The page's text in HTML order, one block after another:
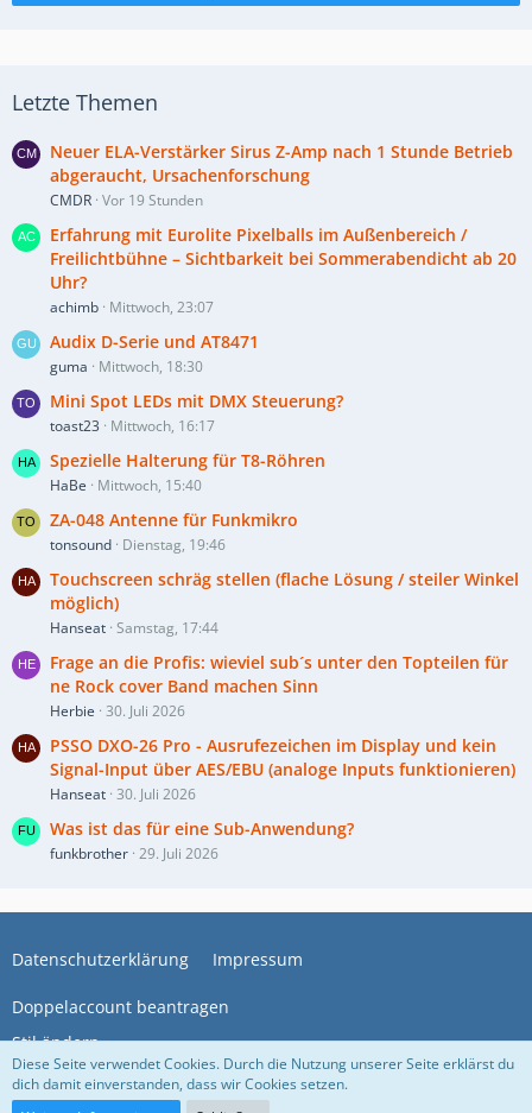
Letzte Themen
Neuer ELA-Verstärker Sirus Z-Amp nach 1 Stunde Betrieb
abgeraucht, Ursachenforschung
CMDR Vor 19 Stunden
Erfahrung mit Eurolite Pixelballs im Außenbereich /
Freilichtbühne – Sichtbarkeit bei Sommerabendicht ab 20
Uhr?
achimb Mittwoch, 23:07
Audix D-Serie und AT8471
guma Mittwoch, 18:30
Mini Spot LEDs mit DMX Steuerung?
toast23 Mittwoch, 16:17
Spezielle Halterung für T8-Röhren
HaBe Mittwoch, 15:40
ZA-048 Antenne für Funkmikro
tonsound Dienstag, 19:46
Touchscreen schräg stellen (flache Lösung / steiler Winkel
möglich)
Hanseat Samstag, 17:44
Frage an die Profis: wieviel sub´s unter den Topteilen für
ne Rock cover Band machen Sinn
Herbie 30. Juli 2026
PSSO DXO-26 Pro - Ausrufezeichen im Display und kein
Signal-Input über AES/EBU (analoge Inputs funktionieren)
Hanseat 30. Juli 2026
Was ist das für eine Sub-Anwendung?
funkbrother 29. Juli 2026
Stil ändern
Datenschutzerklärung Impressum
Doppelaccount beantragen
Diese Seite verwendet Cookies. Durch die Nutzung unserer Seite erklärst du
dich damit einverstanden, dass wir Cookies setzen.